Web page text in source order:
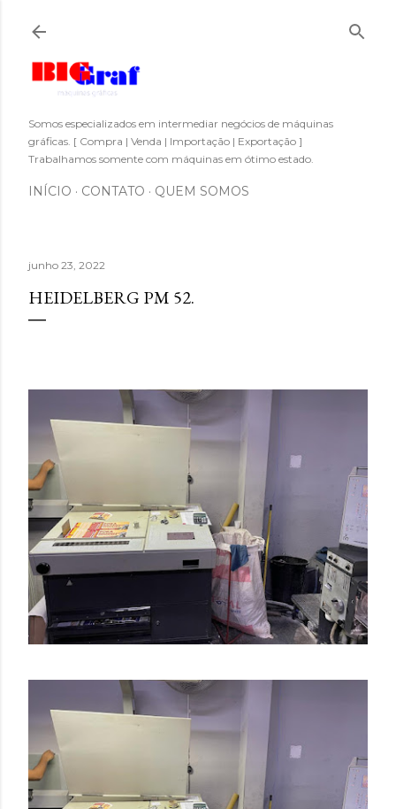
Somos especializados em intermediar negócios de máquinas
gráficas. [ Compra | Venda | Importação | Exportação ]
Trabalhamos somente com máquinas em ótimo estado.
INÍCIO CONTATO QUEM SOMOS
junho 23, 2022
HEIDELBERG PM 52.